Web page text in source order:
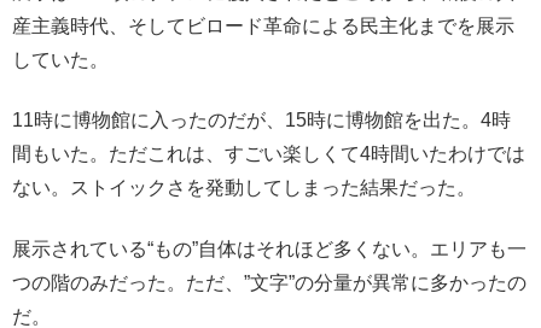
産主義時代、そしてビロード革命による民主化までを展示
していた。
11時に博物館に入ったのだが、15時に博物館を出た。4時
間もいた。ただこれは、すごい楽しくて4時間いたわけでは
ない。ストイックさを発動してしまった結果だった。
展示されている“もの”自体はそれほど多くない。エリアも一
つの階のみだった。ただ、”文字”の分量が異常に多かったの
だ。